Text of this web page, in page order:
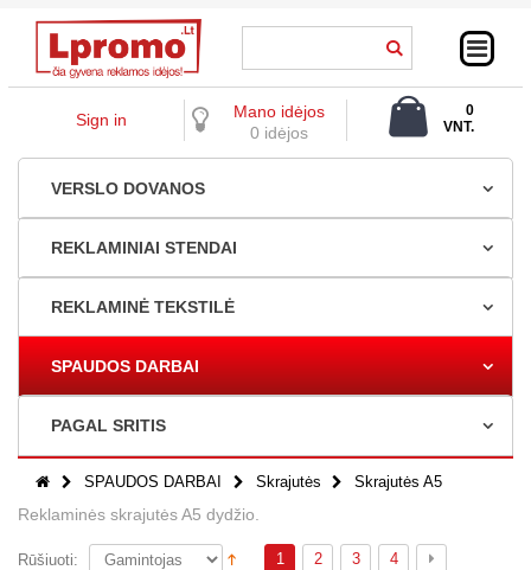
Sign in
Mano idėjos
0 idėjos
0
VNT.
VERSLO DOVANOS
REKLAMINIAI STENDAI
REKLAMINĖ TEKSTILĖ
SPAUDOS DARBAI
PAGAL SRITIS
SPAUDOS DARBAI Skrajutės Skrajutės A5
Reklaminės skrajutės A5 dydžio.
Rūšiuoti: 1 2 3 4